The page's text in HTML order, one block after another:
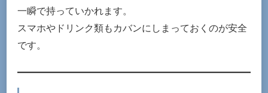
一瞬で持っていかれます。
スマホやドリンク類もカバンにしまっておくのが安全
です。